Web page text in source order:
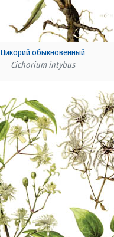
Цикорий обыкновенный
Cichorium intybus